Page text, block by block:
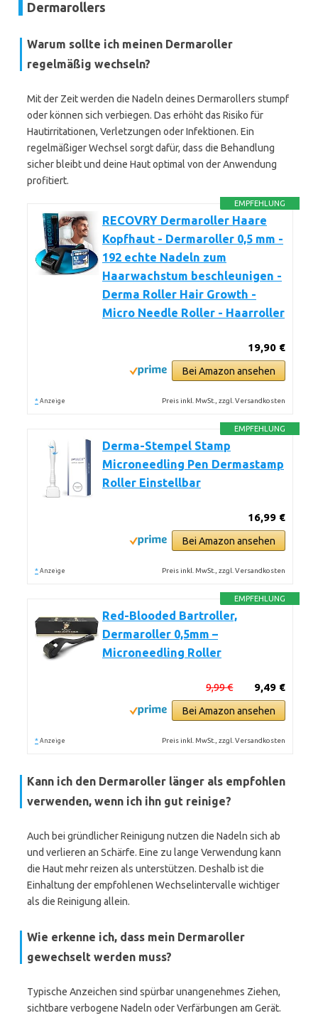
Dermarollers
Warum sollte ich meinen Dermaroller
regelmäßig wechseln?
Mit der Zeit werden die Nadeln deines Dermarollers stumpf
oder können sich verbiegen. Das erhöht das Risiko für
Hautirritationen, Verletzungen oder Infektionen. Ein
regelmäßiger Wechsel sorgt dafür, dass die Behandlung
sicher bleibt und deine Haut optimal von der Anwendung
profitiert.
EMPFEHLUNG
RECOVRY Dermaroller Haare
Kopfhaut - Dermaroller 0,5 mm -
192 echte Nadeln zum
Haarwachstum beschleunigen -
Derma Roller Hair Growth -
Micro Needle Roller - Haarroller
19,90 €
Bei Amazon ansehen
* Anzeige Preis inkl. MwSt., zzgl. Versandkosten
EMPFEHLUNG
Derma-Stempel Stamp
Microneedling Pen Dermastamp
Roller Einstellbar
16,99 €
Bei Amazon ansehen
* Anzeige Preis inkl. MwSt., zzgl. Versandkosten
EMPFEHLUNG
Red-Blooded Bartroller,
Dermaroller 0,5mm –
Microneedling Roller
9,49 €
9,99 €
Bei Amazon ansehen
* Anzeige Preis inkl. MwSt., zzgl. Versandkosten
Kann ich den Dermaroller länger als empfohlen
verwenden, wenn ich ihn gut reinige?
Auch bei gründlicher Reinigung nutzen die Nadeln sich ab
und verlieren an Schärfe. Eine zu lange Verwendung kann
die Haut mehr reizen als unterstützen. Deshalb ist die
Einhaltung der empfohlenen Wechselintervalle wichtiger
als die Reinigung allein.
Wie erkenne ich, dass mein Dermaroller
gewechselt werden muss?
Typische Anzeichen sind spürbar unangenehmes Ziehen,
sichtbare verbogene Nadeln oder Verfärbungen am Gerät.